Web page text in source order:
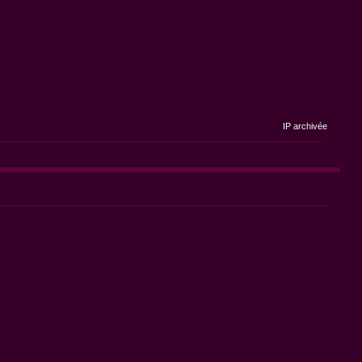
IP archivée